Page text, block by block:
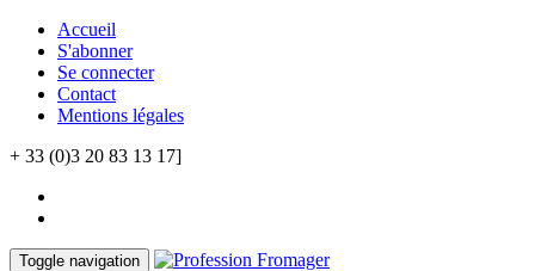
Accueil
S'abonner
Se connecter
Contact
Mentions légales
+ 33 (0)3 20 83 13 17]
Toggle navigation